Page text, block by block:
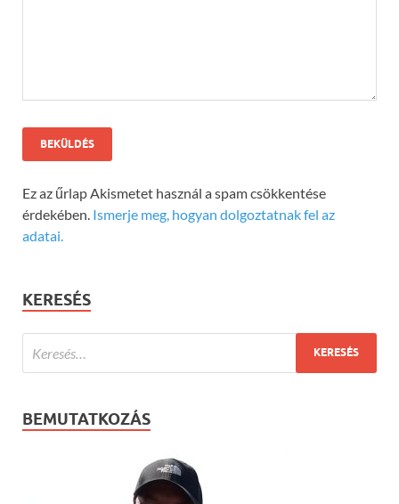
Ez az űrlap Akismetet használ a spam csökkentése
érdekében. Ismerje meg, hogyan dolgoztatnak fel az
adatai.
KERESÉS
BEMUTATKOZÁS